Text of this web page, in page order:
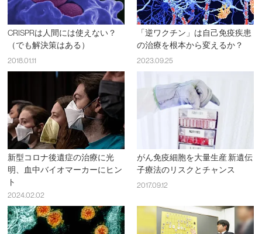
CRISPRは人間には使えない？
（でも解決策はある）
2018.01.11
「逆ワクチン」は自己免疫疾患
の治療を根本から変えるか？
2023.09.25
新型コロナ後遺症の治療に光
明、血中バイオマーカーにヒン
ト
2024.02.02
がん免疫細胞を大量生産 新遺伝
子療法のリスクとチャンス
2017.09.12